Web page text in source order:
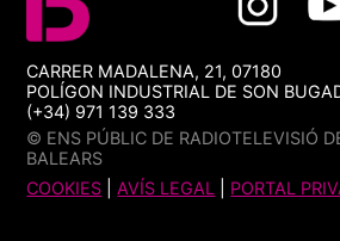
CARRER MADALENA, 21, 07180
POLÍGON INDUSTRIAL DE SON
(+34) 971 139 333
© ENS PÚBLIC DE RADIOTELEVISIÓ
BALEARS
COOKIES |AVÍS LEGAL PORTAL